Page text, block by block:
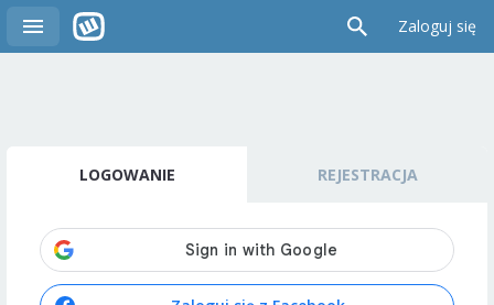
Zaloguj się
LOGOWANIE REJESTRACJA